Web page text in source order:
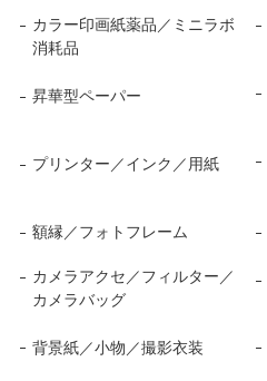
カラー印画紙薬品／ミニラボ
消耗品
昇華型ペーパー
プリンター／インク／用紙
額縁／フォトフレーム
カメラアクセ／フィルター／
カメラバッグ
背景紙／小物／撮影衣装